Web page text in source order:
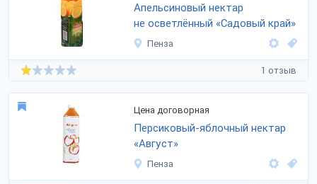
Апельсиновый нектар
не осветлённый «Садовый край»
Пенза
1 отзыв
Цена договорная
Персиковый-яблочный нектар
«Август»
Пенза